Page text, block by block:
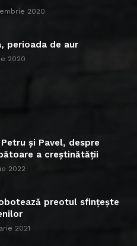
2020
perioada de aur
2020
și Pavel, despre
a creștinătății
2022
preotul sfințește
2021